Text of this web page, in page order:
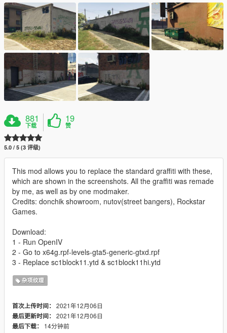
881
下载
19
赞
5.0 / 5 (3 评级)
This mod allows you to replace the standard graffiti with these,
which are shown in the screenshots. All the graffiti was remade
by me, as well as by one modmaker.
Credits: donchik showroom, nutov(street bangers), Rockstar
Games.
Download:
1 - Run OpenIV
2 - Go to x64g.rpf-levels-gta5-generic-gtxd.rpf
3 - Replace sc1block11.ytd & sc1block11hi.ytd
杂项纹理
首次上传时间： 2021年12月06日
最后更新时间： 2021年12月06日
最后下载：
14分钟前